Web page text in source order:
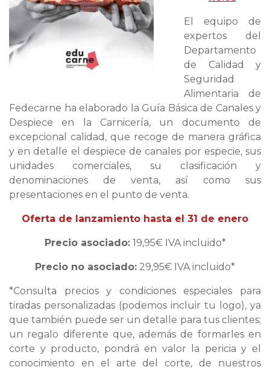
El equipo de
expertos del
Departamento
de Calidad y
Seguridad
Alimentaria de
Fedecarne ha elaborado la Guía Básica de Canales y
Despiece en la Carnicería, un documento de
excepcional calidad, que recoge de manera gráfica
y en detalle el despiece de canales por especie, sus
unidades comerciales, su clasificación y
denominaciones de venta, así como sus
presentaciones en el punto de venta.
Oferta de lanzamiento hasta el 31 de enero
Precio asociado:19,95€ IVA incluido*
Precio no asociado: 29,95€ IVA incluido*
*Consulta precios y condiciones especiales para
tiradas personalizadas (podemos incluir tu logo), ya
que también puede ser un detalle para tus clientes;
un regalo diferente que, además de formarles en
corte y producto, pondrá en valor la pericia y el
conocimiento en el arte del corte, de nuestros